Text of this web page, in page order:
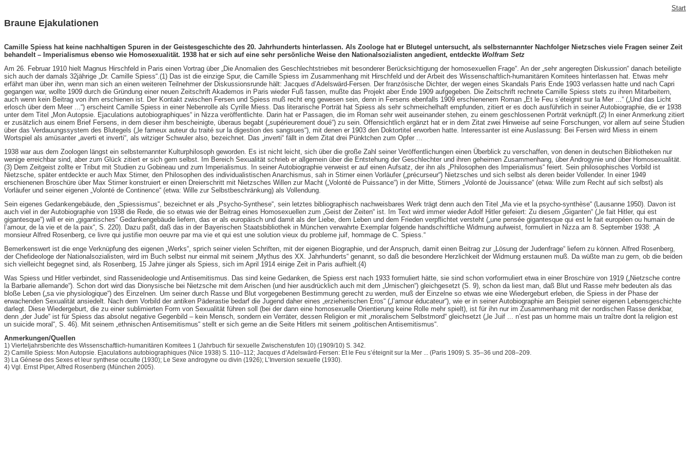
Start
Braune Ejakulationen
Camille Spiess hat keine nachhaltigen Spuren in der Geistesgeschichte des 20. Jahrhunderts hinterlassen. Als Zoologe hat er Blutegel untersucht, als selbsternannter Nachfolger Nietzsches viele Fragen seiner Zeit
behandelt – Imperialismus ebenso wie Homosexualität. 1938 hat er sich auf eine sehr persönliche Weise den Nationalsozialisten angedient, entdeckte Wolfram Setz
Am 26. Februar 1910 hielt Magnus Hirschfeld in Paris einen Vortrag über „Die Anomalien des Geschlechtstriebes mit besonderer Berücksichtigung der homosexuellen Frage“. An der „sehr angeregten Diskussion“ danach beteiligte
sich auch der damals 32jährige „Dr. Camille Spiess“.(1) Das ist die einzige Spur, die Camille Spiess im Zusammenhang mit Hirschfeld und der Arbeit des Wissenschaftlich-humanitären Komitees hinterlassen hat. Etwas mehr
erfährt man über ihn, wenn man sich an einen weiteren Teilnehmer der Diskussionsrunde hält: Jacques d’Adelswärd-Fersen. Der französische Dichter, der wegen eines Skandals Paris Ende 1903 verlassen hatte und nach Capri
gegangen war, wollte 1909 durch die Gründung einer neuen Zeitschrift Akademos in Paris wieder Fuß fassen, mußte das Projekt aber Ende 1909 aufgegeben. Die Zeitschrift rechnete Camille Spiess stets zu ihren Mitarbeitern,
auch wenn kein Beitrag von ihm erschienen ist. Der Kontakt zwischen Fersen und Spiess muß recht eng gewesen sein, denn in Fersens ebenfalls 1909 erschienenem Roman „Et le Feu s’éteignit sur la Mer ...“ („Und das Licht
erlosch über dem Meer ...“) erscheint Camille Spiess in einer Nebenrolle als Cyrille Miess. Das literarische Porträt hat Spiess als sehr schmeichelhaft empfunden, zitiert er es doch ausführlich in seiner Autobiographie, die er 1938
unter dem Titel „Mon Autopsie. Ejaculations autobiographiques“ in Nizza veröffentlichte. Darin hat er Passagen, die im Roman sehr weit auseinander stehen, zu einem geschlossenen Porträt verknüpft.(2) In einer Anmerkung zitiert
er zusätzlich aus einem Brief Fersens, in dem dieser ihm bescheinigte, überaus begabt („supérieurement doué“) zu sein. Offensichtlich ergänzt hat er in dem Zitat zwei Hinweise auf seine Forschungen, vor allem auf seine Studien
über das Verdauungssystem des Blutegels („le fameux auteur du traité sur la digestion des sangsues“), mit denen er 1903 den Doktortitel erworben hatte. Interessanter ist eine Auslassung: Bei Fersen wird Miess in einem
Wortspiel als amüsanter „averti et inverti“, als witziger Schwuler also, bezeichnet. Das „inverti“ fällt in dem Zitat drei Pünktchen zum Opfer ...
1938 war aus dem Zoologen längst ein selbsternannter Kulturphilosoph geworden. Es ist nicht leicht, sich über die große Zahl seiner Veröffentlichungen einen Überblick zu verschaffen, von denen in deutschen Bibliotheken nur
wenige erreichbar sind, aber zum Glück zitiert er sich gern selbst. Im Bereich Sexualität schrieb er allgemein über die Entstehung der Geschlechter und ihren geheimen Zusammenhang, über Androgynie und über Homosexualität.
(3) Dem Zeitgeist zollte er Tribut mit Studien zu Gobineau und zum Imperialismus. In seiner Autobiographie verweist er auf einen Aufsatz, der ihn als „Philosophen des Imperialismus“ feiert. Sein philosophisches Vorbild ist
Nietzsche, später entdeckte er auch Max Stirner, den Philosophen des individualistischen Anarchismus, sah in Stirner einen Vorläufer („précurseur“) Nietzsches und sich selbst als deren beider Vollender. In einer 1949
erschienenen Broschüre über Max Stirner konstruiert er einen Dreierschritt mit Nietzsches Willen zur Macht („Volonté de Puissance“) in der Mitte, Stirners „Volonté de Jouissance“ (etwa: Wille zum Recht auf sich selbst) als
Vorläufer und seiner eigenen „Volonté de Continence“ (etwa: Wille zur Selbstbeschränkung) als Vollendung.
Sein eigenes Gedankengebäude, den „Spiessismus“, bezeichnet er als „Psycho-Synthese“, sein letztes bibliographisch nachweisbares Werk trägt denn auch den Titel „Ma vie et la psycho-synthèse“ (Lausanne 1950). Davon ist
auch viel in der Autobiographie von 1938 die Rede, die so etwas wie der Beitrag eines Homosexuellen zum „Geist der Zeiten“ ist. Im Text wird immer wieder Adolf Hitler gefeiert: Zu diesem „Giganten“ („le fait Hitler, qui est
gigantesque“) will er ein „gigantisches“ Gedankengebäude liefern, das er als europäisch und damit als der Liebe, dem Leben und dem Frieden verpflichtet versteht („une pensée gigantesque qui est le fait européen ou humain de
l’amour, de la vie et de la paix“, S. 220). Dazu paßt, daß das in der Bayerischen Staatsbibliothek in München verwahrte Exemplar folgende handschriftliche Widmung aufweist, formuliert in Nizza am 8. September 1938: „A
monsieur Alfred Rosenberg, ce livre qui justifie mon oeuvre par ma vie et qui est une solution vieux du probleme juif, hommage de C. Spiess.“
Bemerkenswert ist die enge Verknüpfung des eigenen „Werks“, sprich seiner vielen Schriften, mit der eigenen Biographie, und der Anspruch, damit einen Beitrag zur „Lösung der Judenfrage“ liefern zu können. Alfred Rosenberg,
der Chefideologe der Nationalsozialisten, wird im Buch selbst nur einmal mit seinem „Mythus des XX. Jahrhunderts“ genannt, so daß die besondere Herzlichkeit der Widmung erstaunen muß. Da wüßte man zu gern, ob die beiden
sich vielleicht begegnet sind, als Rosenberg, 15 Jahre jünger als Spiess, sich im April 1914 einige Zeit in Paris aufhielt.(4)
Was Spiess und Hitler verbindet, sind Rassenideologie und Antisemitismus. Das sind keine Gedanken, die Spiess erst nach 1933 formuliert hätte, sie sind schon vorformuliert etwa in einer Broschüre von 1919 („Nietzsche contre
la Barbarie allemande“). Schon dort wird das Dionysische bei Nietzsche mit dem Arischen (und hier ausdrücklich auch mit dem „Urnischen“) gleichgesetzt (S. 9), schon da liest man, daß Blut und Rasse mehr bedeuten als das
bloße Leben („sa vie physiologique“) des Einzelnen. Um seiner durch Rasse und Blut vorgegebenen Bestimmung gerecht zu werden, muß der Einzelne so etwas wie eine Wiedergeburt erleben, die Spiess in der Phase der
erwachenden Sexualität ansiedelt. Nach dem Vorbild der antiken Päderastie bedarf die Jugend daher eines „erzieherischen Eros“ („l’amour éducateur“), wie er in seiner Autobiographie am Beispiel seiner eigenen Lebensgeschichte
darlegt. Diese Wiedergeburt, die zu einer sublimierten Form von Sexualität führen soll (bei der dann eine homosexuelle Orientierung keine Rolle mehr spielt), ist für ihn nur im Zusammenhang mit der nordischen Rasse denkbar,
denn „der Jude“ ist für Spiess das absolut negative Gegenbild – kein Mensch, sondern ein Verräter, dessen Religion er mit „moralischem Selbstmord“ gleichsetzt („le Juif ... n’est pas un homme mais un traître dont la religion est
un suicide moral“, S. 46). Mit seinem „ethnischen Antisemitismus“ stellt er sich gerne an die Seite Hitlers mit seinem „politischen Antisemitismus“.
Anmerkungen/Quellen
1) Vierteljahrsberichte des Wissenschaftlich-humanitären Komitees 1 (Jahrbuch für sexuelle Zwischenstufen 10) (1909/10) S. 342.
2) Camille Spiess: Mon Autopsie. Ejaculations autobiographiques (Nice 1938) S. 110–112; Jacques d’Adelswärd-Fersen: Et le Feu s’éteignit sur la Mer ... (Paris 1909) S. 35–36 und 208–209.
3) La Génese des Sexes et leur synthese occulte (1930); Le Sexe androgyne ou divin (1926); L’Inversion sexuelle (1930).
4) Vgl. Ernst Piper, Alfred Rosenberg (München 2005).